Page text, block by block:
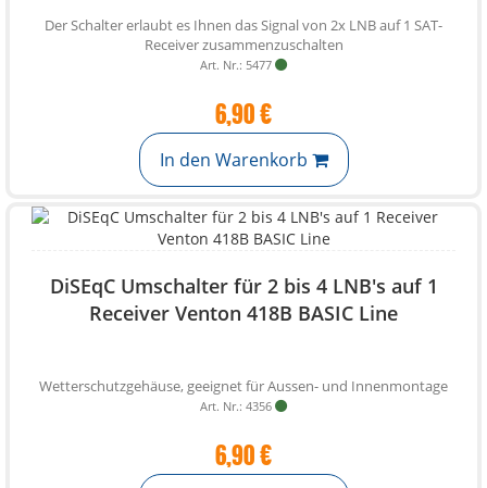
Der Schalter erlaubt es Ihnen das Signal von 2x LNB auf 1 SAT-
Receiver zusammenzuschalten
Art. Nr.: 5477
6,90 €
In den Warenkorb
DiSEqC Umschalter für 2 bis 4 LNB's auf 1
Receiver Venton 418B BASIC Line
Wetterschutzgehäuse, geeignet für Aussen- und Innenmontage
Art. Nr.: 4356
6,90 €